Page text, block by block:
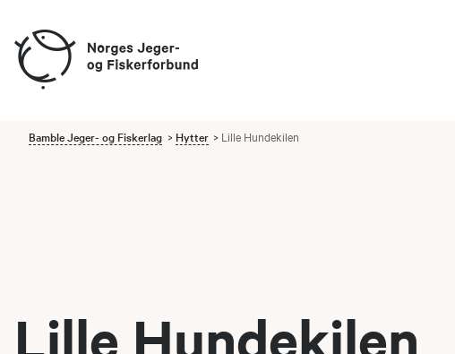
Bamble Jeger- og Fiskerlag Hytter Lille Hundekilen
Lille Hundekilen